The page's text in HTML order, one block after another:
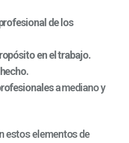
de los
en el trabajo.
a mediano y
estos elementos de